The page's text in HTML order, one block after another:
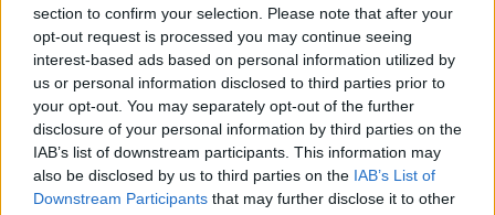
section to confirm your selection. Please note that after your
opt-out request is processed you may continue seeing
interest-based ads based on personal information utilized by
us or personal information disclosed to third parties prior to
your opt-out. You may separately opt-out of the further
disclosure of your personal information by third parties on the
IAB’s list of downstream participants. This information may
also be disclosed by us to third parties on the IAB’s List of
Downstream Participants that may further disclose it to other
Babfélék, hüvelyesek
Kiváló fehérjeforrást jelentenek például a babfélék
és a hüvelyesek, amelyek emellett még rostban, B-
és E-vitaminban is gazdagok. Gondolunk itt
különösen a szójababra, a lencsére, a fekete babra
és a vesebabra. Hatékonyak lehetnek a
vastagbélrák elleni küzdelemben és csökkentik a